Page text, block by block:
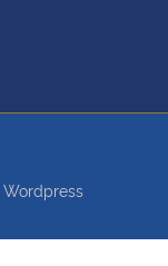
Wordpress